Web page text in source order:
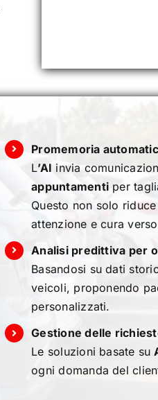
Promemoria
L’AI invia
appuntamenti per
Questo non solo
attenzione e cura
Analisi predittiva per
Basandosi su dati
veicoli, proponendo
personalizzati.
Gestione delle
Le soluzioni basate su
ogni domanda del